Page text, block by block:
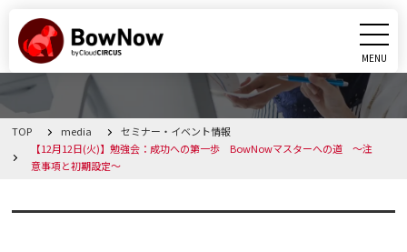
MENU
CLOSE
BowNowとは
TOP media
セミナー・イベント情報
【12月12日(火)】勉強会：成功への第一歩 BowNowマスターへの道 ～注
意事項と初期設定～
セミナー・イベント情報